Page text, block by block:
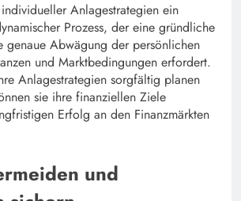
Anlagestrategien ein
Prozess, der eine gründliche
genaue Abwägung der persönlichen
und Marktbedingungen erfordert.
Anlagestrategien sorgfältig planen
sie ihre finanziellen Ziele
Erfolg an den Finanzmärkten
und